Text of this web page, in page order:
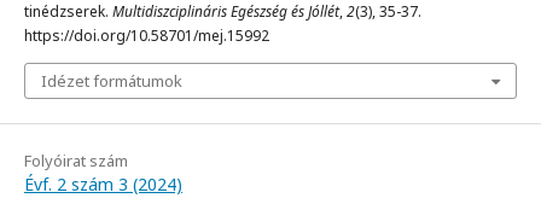
tinédzserek. Multidiszciplináris Egészség és Jóllét,2(3), 35-37.
https://doi.org/10.58701/mej.15992
Idézet formátumok
Folyóirat szám
Évf. 2 szám 3 (2024)